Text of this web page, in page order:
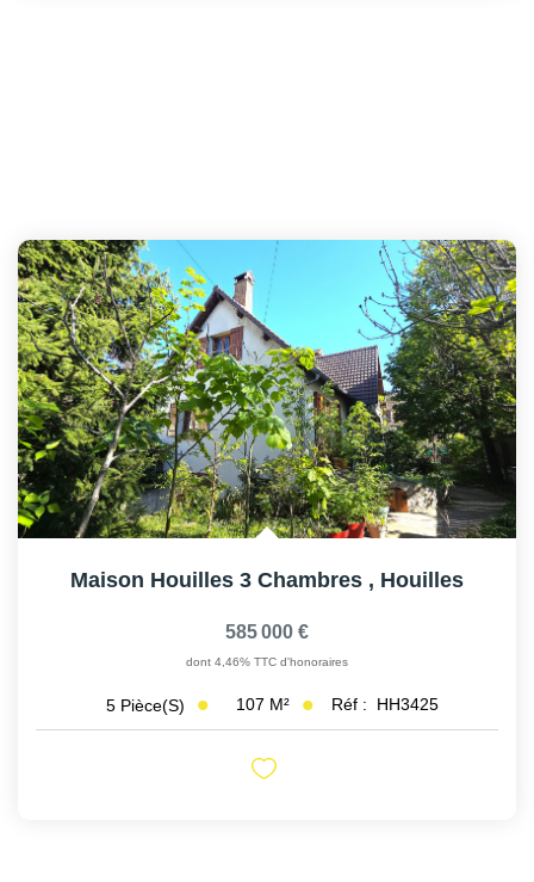
Maison Houilles 3 Chambres , Houilles
585 000 €
dont 4,46% TTC d'honoraires
5 Pièce(s) 107 M² Réf : HH3425